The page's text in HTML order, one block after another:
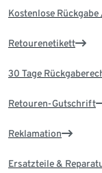
Kostenlose
Retourenetikett
30 Tage
Retouren-Gutschrift
Reklamation
Ersatzteile &